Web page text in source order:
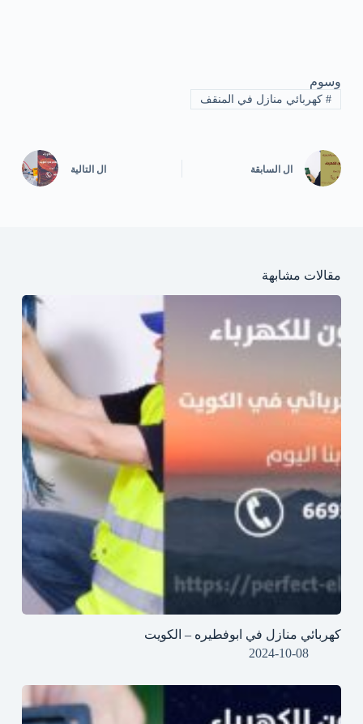
وسوم
#كهربائي منازل في المنقف
ال السابقة ال التالية
مقالات مشابهة
كهربائي منازل في ابوفطيره – الكويت
2024-10-08